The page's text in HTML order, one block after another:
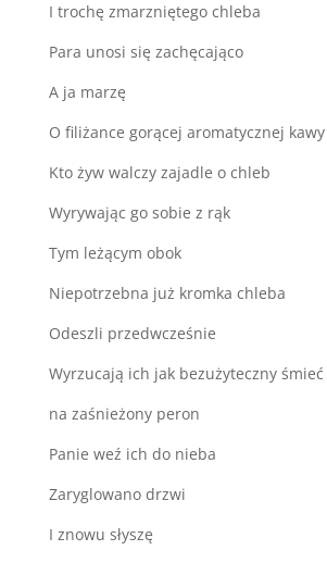
I trochę zmarzniętego chleba
Para unosi się zachęcająco
A ja marzę
O filiżance gorącej aromatycznej kawy
Kto żyw walczy zajadle o chleb
Wyrywając go sobie z rąk
Tym leżącym obok
Niepotrzebna już kromka chleba
Odeszli przedwcześnie
Wyrzucają ich jak bezużyteczny śmieć
na zaśnieżony peron
Panie weź ich do nieba
Zaryglowano drzwi
I znowu słyszę